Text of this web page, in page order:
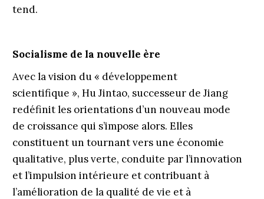
tend.
Socialisme de la nouvelle ère
Avec la vision du « développement
scientifique », Hu Jintao, successeur de Jiang
redéfinit les orientations d’un nouveau mode
de croissance qui s’impose alors. Elles
constituent un tournant vers une économie
qualitative, plus verte, conduite par l’innovation
et l’impulsion intérieure et contribuant à
l’amélioration de la qualité de vie et à